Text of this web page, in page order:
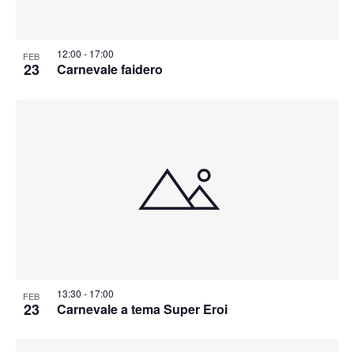
FEB
23 Carnevale faidero
12:00 - 17:00
FEB
23 Carnevale a tema Super Eroi
13:30 - 17:00